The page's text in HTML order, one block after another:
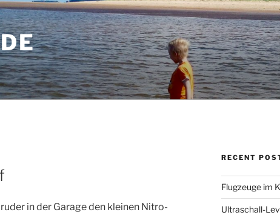
in der Garage den kleinen Nitro-
RECENT
Flugzeuge im
Ultraschall-